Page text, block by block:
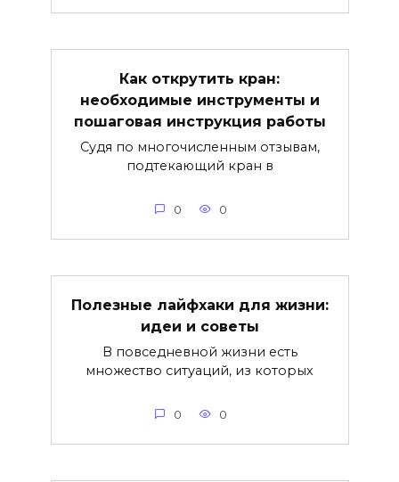
Как открутить кран:
необходимые инструменты и
пошаговая инструкция работы
Судя по многочисленным отзывам,
подтекающий кран в
0 0
Полезные лайфхаки для жизни:
идеи и советы
В повседневной жизни есть
множество ситуаций, из которых
0 0